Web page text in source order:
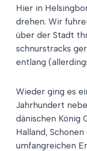
Hier in
drehen. Wir
über der Stadt
schnurstracks
entlang
Wieder ging es
Jahrhundert
dänischen König
Halland,
umfangreichen